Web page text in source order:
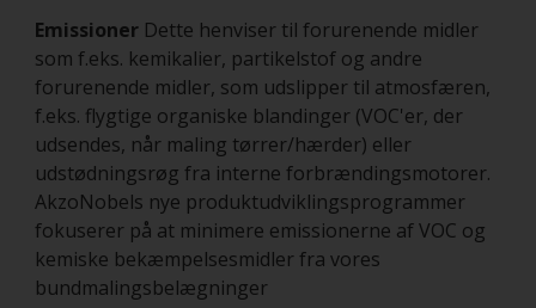
Emissioner Dette henviser til forurenende midler
som f.eks. kemikalier, partikelstof og andre
forurenende midler, som udslipper til atmosfæren,
f.eks. flygtige organiske blandinger (VOC'er, der
udsendes, når maling tørrer/hærder) eller
udstødningsrøg fra interne forbrændingsmotorer.
AkzoNobels nye produktudviklingsprogrammer
fokuserer på at minimere emissionerne af VOC og
kemiske bekæmpelsesmidler fra vores
bundmalingsbelægninger